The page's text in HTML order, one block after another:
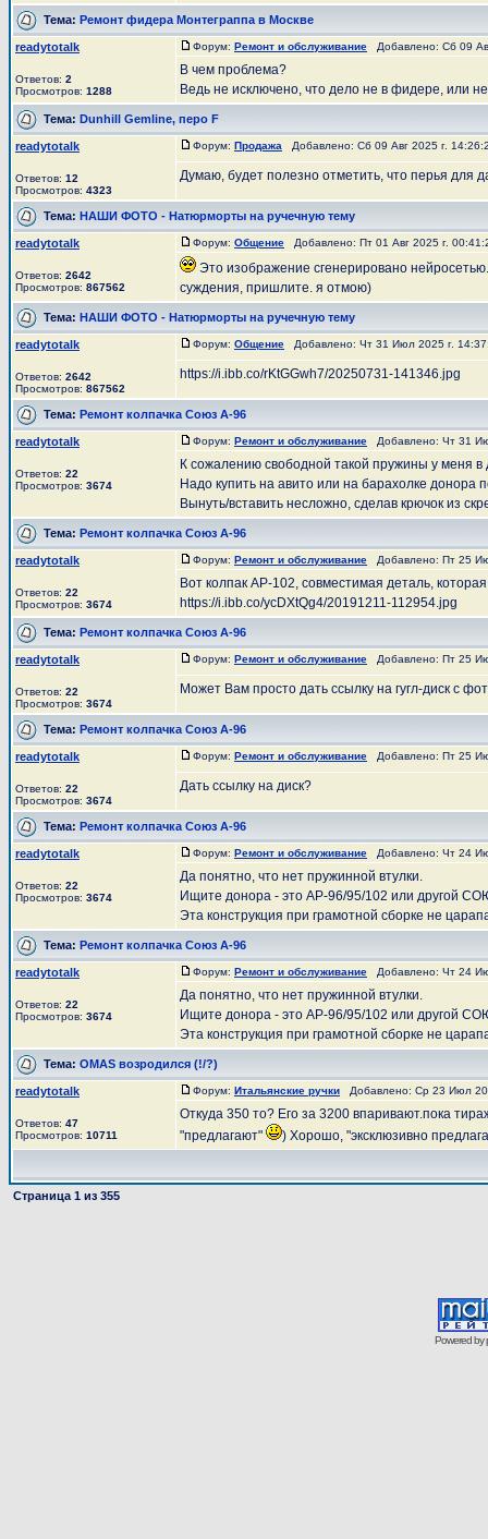
Тема: Ремонт фидера Монтеграппа в Москве
readytotalk
Ответов: 2
Просмотров: 1288
Форум: Ремонт и обслуживание Добавлено: Сб 09
В чем проблема?
Ведь не исключено, что дело не в фидере, или
Тема: Dunhill Gemline, перо F
readytotalk
Ответов: 12
Просмотров: 4323
Форум: Продажа Добавлено: Сб 09 Авг 2025 г.
Думаю, будет полезно отметить, что перья для
Тема: НАШИ ФОТО - Натюрморты на ручечную тему
readytotalk
Ответов: 2642
Просмотров: 867562
Форум: Общение Добавлено: Пт 01 Авг 2025 г.
Это изображение сгенерировано
суждения, пришлите. я отмою)
Тема: НАШИ ФОТО - Натюрморты на ручечную тему
readytotalk
Ответов: 2642
Просмотров: 867562
Форум: Общение Добавлено: Чт 31 Июл 2025 г.
https://i.ibb.co/rKtGGwh7/20250731-141346.jpg
Тема: Ремонт колпачка Союз А-96
readytotalk
Ответов: 22
Просмотров: 3674
Форум: Ремонт и обслуживание Добавлено: Чт 31
К сожалению свободной такой пружины у меня
Надо купить на авито или на барахолке донора
Вынуть/вставить несложно, сделав крючок из
Тема: Ремонт колпачка Союз А-96
readytotalk
Ответов: 22
Просмотров: 3674
Форум: Ремонт и обслуживание Добавлено: Пт 25
Вот колпак АР-102, совместимая деталь,
https://i.ibb.co/ycDXtQg4/20191211-112954.jpg
Тема: Ремонт колпачка Союз А-96
readytotalk
Ответов: 22
Просмотров: 3674
Форум: Ремонт и обслуживание Добавлено: Пт 25
Может Вам просто дать ссылку на гугл-диск с
Тема: Ремонт колпачка Союз А-96
readytotalk
Ответов: 22
Просмотров: 3674
Форум: Ремонт и обслуживание Добавлено: Пт 25
Дать ссылку на диск?
Тема: Ремонт колпачка Союз А-96
readytotalk
Ответов: 22
Просмотров: 3674
Форум: Ремонт и обслуживание Добавлено: Чт 24
Да понятно, что нет пружинной втулки.
Ищите донора - это АР-96/95/102 или другой
Эта конструкция при грамотной сборке не
Тема: Ремонт колпачка Союз А-96
readytotalk
Ответов: 22
Просмотров: 3674
Форум: Ремонт и обслуживание Добавлено: Чт 24
Да понятно, что нет пружинной втулки.
Ищите донора - это АР-96/95/102 или другой
Эта конструкция при грамотной сборке не
Тема: OMAS возродился (!/?)
readytotalk
Ответов: 47
Просмотров: 10711
Форум: Итальянские ручки Добавлено: Ср 23 Июл
Откуда 350 то? Его за 3200 впаривают.пока
"предлагают"
) Хорошо, "эксклюзивно
Страница 1 из 355
Powered by